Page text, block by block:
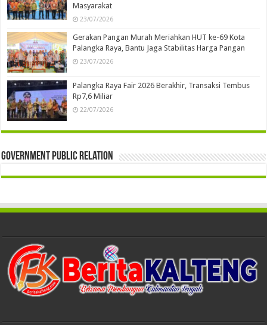
Masyarakat
23/07/2026
Gerakan Pangan Murah Meriahkan HUT ke-69 Kota
Palangka Raya, Bantu Jaga Stabilitas Harga Pangan
23/07/2026
Palangka Raya Fair 2026 Berakhir, Transaksi Tembus
Rp7,6 Miliar
22/07/2026
Government Public Relation